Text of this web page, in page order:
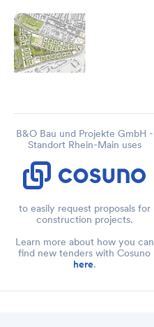
über 5.000 Wohnungen,
dazugehörigen
Einkaufsmöglichkeiten und
öffentlichen Einrichtungen
Baufeld BF12 ist Teil des
(dort mit WA 5 bezeichnet) und
im Lageplan (ohne
nachfolgenden Abbildung
besonders gekennzeichnet.
B&O Bau und Projekte GmbH -
Standort Rhein-Main uses
to easily request proposals for
construction projects.
Learn more about how you can
find new tenders with Cosuno
here.